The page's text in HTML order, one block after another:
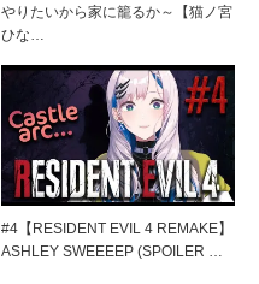
やりたいから家に籠るか～【猫ノ宮
ひな…
#4【RESIDENT EVIL 4 REMAKE】
ASHLEY SWEEEEP (SPOILER …